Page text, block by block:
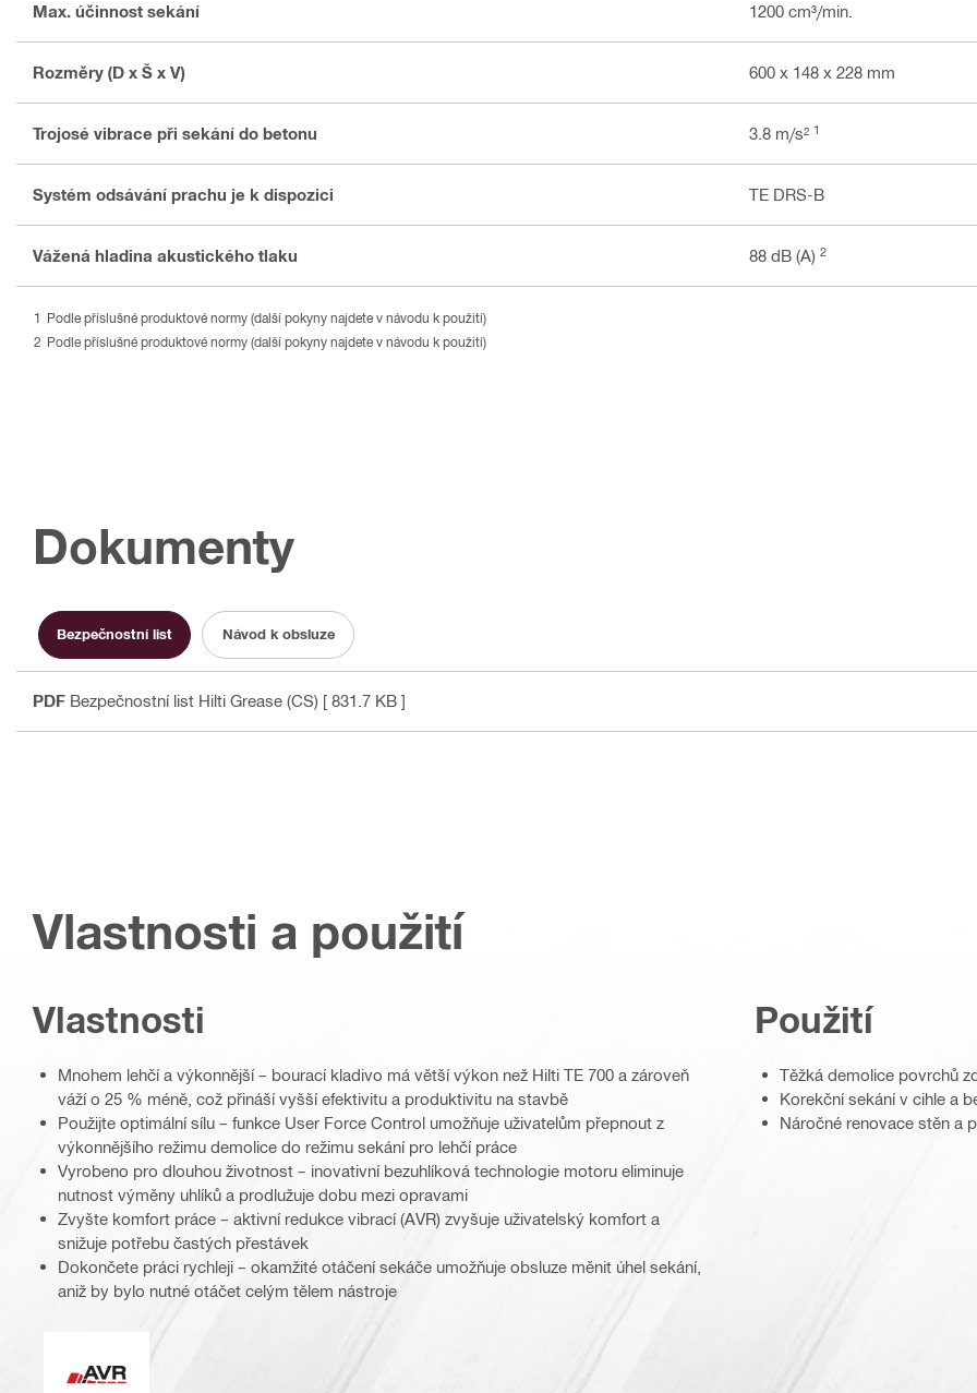
Max. účinnost sekání 1200 cm³/min.
Rozměry (D x Š x V) 600 x 148 x 228 mm
Trojosé vibrace při sekání do betonu 3.8 m/s² 1
Systém odsávání prachu je k dispozici TE DRS-B
Vážená hladina akustického tlaku 88 dB (A) 2
Podle příslušné produktové normy (další pokyny najdete v návodu k použití)
Podle příslušné produktové normy (další pokyny najdete v návodu k použití)
Dokumenty
Bezpečnostní list Návod k obsluze
PDF Bezpečnostní list Hilti Grease (CS) [ 831.7 KB ]
Vlastnosti a použití
Vlastnosti
Mnohem lehčí a výkonnější – bourací kladivo má větší výkon než Hilti TE 700 a zároveň
váží o 25 % méně, což přináší vyšší efektivitu a produktivitu na stavbě
Použijte optimální sílu – funkce User Force Control umožňuje uživatelům přepnout z
výkonnějšího režimu demolice do režimu sekání pro lehčí práce
Vyrobeno pro dlouhou životnost – inovativní bezuhlíková technologie motoru eliminuje
nutnost výměny uhlíků a prodlužuje dobu mezi opravami
Zvyšte komfort práce – aktivní redukce vibrací (AVR) zvyšuje uživatelský komfort a
snižuje potřebu častých přestávek
Dokončete práci rychleji – okamžité otáčení sekáče umožňuje obsluze měnit úhel sekání,
aniž by bylo nutné otáčet celým tělem nástroje
Použití
Těžká demolice povrchů
Korekční sekání v cihle a
Náročné renovace stěn a